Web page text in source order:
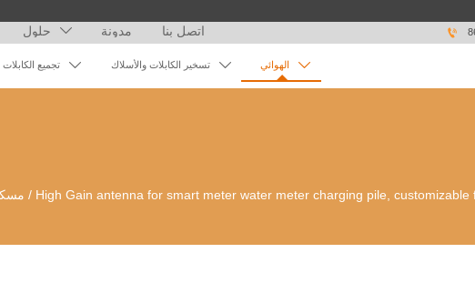
حلول  مدونة اتصل بنا 
تجميع الكابلات  تسخير الكابلات والأسلاك  الهوائي 
/ High Gain antenna for smart meter water meter charging pile, customizable